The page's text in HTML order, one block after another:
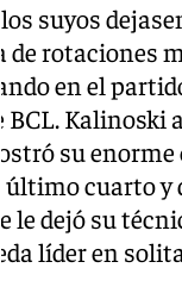
suyos
de rotaciones
en el
BCL.
su
último cuarto
le dejó su
líder en